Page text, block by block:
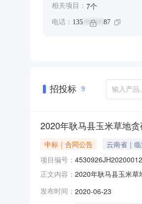
相关项目： 7个
电话： 135 ****** 87
招投标 9
2020年耿马县玉米草地
中标｜合同公告 云南省｜
项目编号：
正文内容： 2020年耿马县玉米
(乙方)：昆明彩航农
发布时间： 2020-06-23